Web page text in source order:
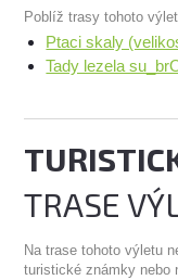
Poblíž trasy tohoto
Ptaci skaly
Tady lezela
TRASE
Na trase tohoto výletu
turistické známky nebo